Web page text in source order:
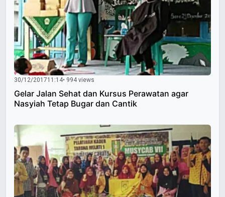
30/12/201711:14• 994 views
Gelar Jalan Sehat dan Kursus Perawatan agar
Nasyiah Tetap Bugar dan Cantik